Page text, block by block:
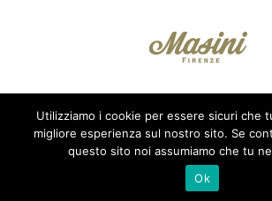
Powered byWeb
Utilizziamo i cookie per essere sicuri che
migliore esperienza sul nostro sito. Se
questo sito noi assumiamo che tu
Ok